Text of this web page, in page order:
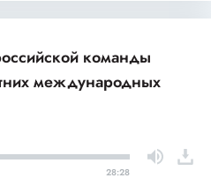
команды
международных
28:28